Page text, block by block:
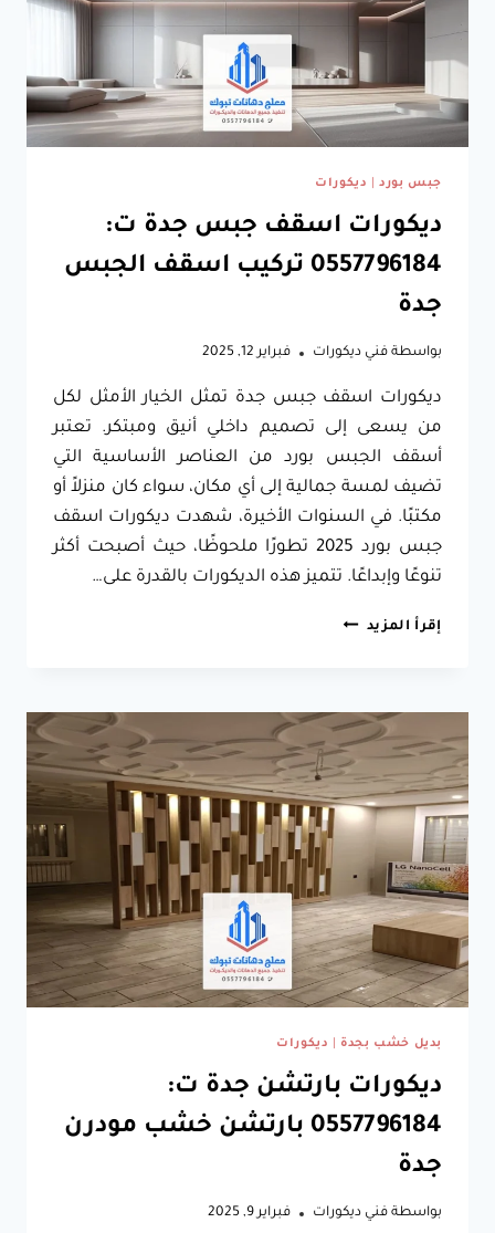
جبس بورد| ديكورات
ديكورات اسقف جبس جدة ت:
0557796184 تركيب اسقف الجبس
جدة
بواسطة فني ديكورات فبراير 12, 2025
ديكورات اسقف جبس جدة تمثل الخيار الأمثل لكل
من يسعى إلى تصميم داخلي أنيق ومبتكر. تعتبر
أسقف الجبس بورد من العناصر الأساسية التي
تضيف لمسة جمالية إلى أي مكان، سواء كان منزلاً أو
مكتبًا. في السنوات الأخيرة، شهدت ديكورات اسقف
جبس بورد 2025 تطورًا ملحوظًا، حيث أصبحت أكثر
تنوعًا وإبداعًا. تتميز هذه الديكورات بالقدرة على…
إقرأ المزيد ديكورات
ت:
0557796184
تركيب
اسقف
الجبس
جدة
بديل خشب بجدة ديكورات
ديكورات بارتشن جدة ت:
0557796184 بارتشن خشب مودرن
جدة
بواسطة فني ديكورات فبراير 9, 2025